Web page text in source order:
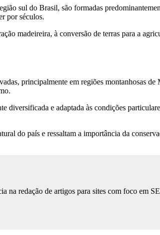
sul do Brasil, são formadas
por séculos.
madeireira, à conversão de terras para a
principalmente em regiões montanhosas
diversificada e adaptada às condições
do país e ressaltam a importância da
na redação de artigos para sites com foco em